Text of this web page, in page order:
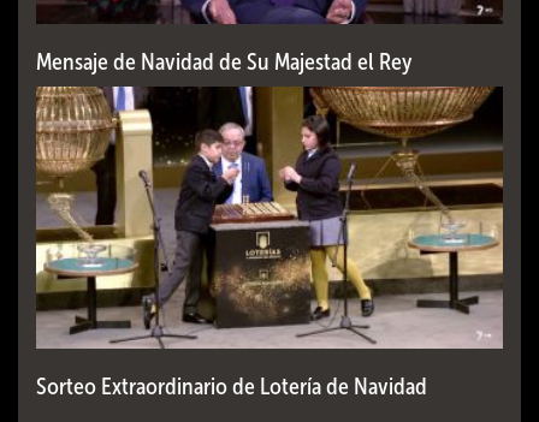
Mensaje de Navidad de Su Majestad el Rey
Sorteo Extraordinario de Lotería de Navidad